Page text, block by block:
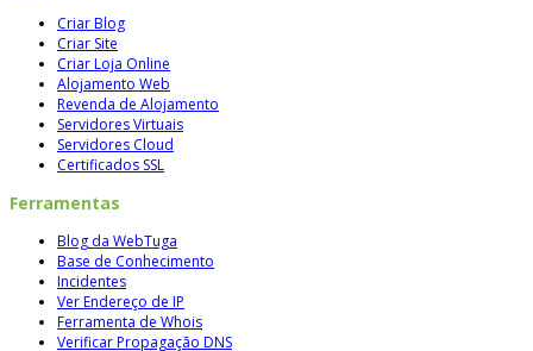
Criar Blog
Criar Site
Criar Loja Online
Alojamento Web
Revenda de Alojamento
Servidores Virtuais
Servidores Cloud
Certificados SSL
Ferramentas
Blog da WebTuga
Base de Conhecimento
Incidentes
Ver Endereço de IP
Ferramenta de Whois
Verificar Propagação DNS